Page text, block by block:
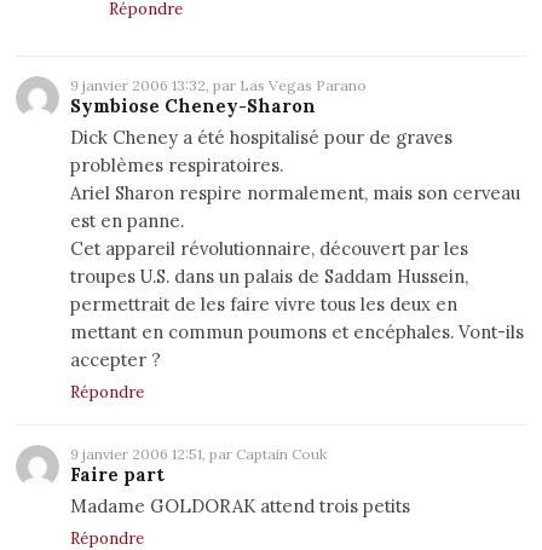
Répondre
9 janvier 2006 13:32, par Las Vegas Parano
Symbiose Cheney-Sharon
Dick Cheney a été hospitalisé pour de graves
problèmes respiratoires.
Ariel Sharon respire normalement, mais son cerveau
est en panne.
Cet appareil révolutionnaire, découvert par les
troupes U.S. dans un palais de Saddam Hussein,
permettrait de les faire vivre tous les deux en
mettant en commun poumons et encéphales. Vont-ils
accepter ?
Répondre
9 janvier 2006 12:51, par Captain Couk
Faire part
Madame GOLDORAK attend trois petits
Répondre